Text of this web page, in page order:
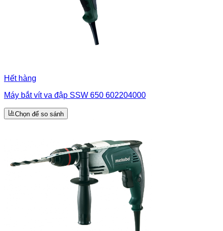
Hết hàng
Máy bắt vít va đập SSW 650 602204000
Chọn để so sánh